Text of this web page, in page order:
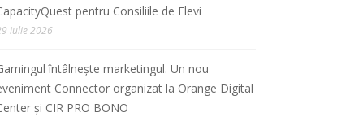
pentru Consiliile de Elevi
iulie 2026
întâlnește marketingul. Un nou
Connector organizat la Orange Digital
și CIR PRO BONO